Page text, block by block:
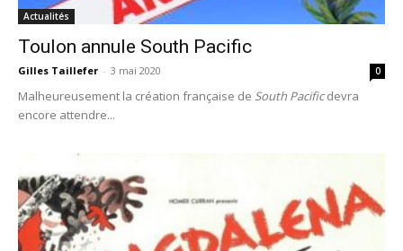
Actualités
Toulon annule South Pacific
Gilles Taillefer - 3 mai 2020 0
Malheureusement la création française de South Pacificdevra
encore attendre...